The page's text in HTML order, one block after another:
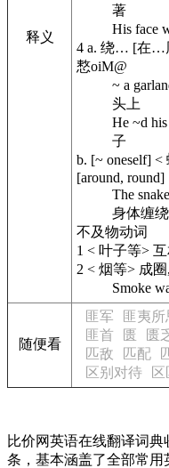
释义
著
His face
4 a. 绕… [在…
慗oiM@
~ a
头上
He ~d his
子
b. [~ oneself]
[around, round]
The
身体缠
不及物动词
1 < 叶子等>
2 < 烟等> 成
Smoke
随便看
匪军 匪夷所
匪首
匮 匮
匹敌
匹配
区别对待
区
比价网英语在线翻译词典
条，基本涵盖了全部常用